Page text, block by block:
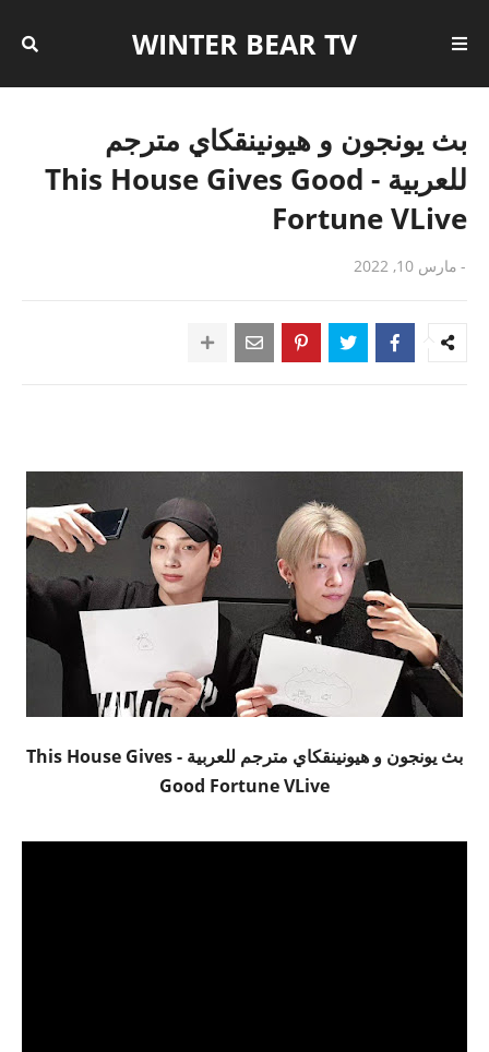
WINTER BEAR TV
بث يونجون و هيونينقكاي مترجم
للعربية - This House Gives Good
Fortune VLive
- مارس 10, 2022
بث يونجون و هيونينقكاي مترجم للعربية - This House Gives
Good Fortune VLive